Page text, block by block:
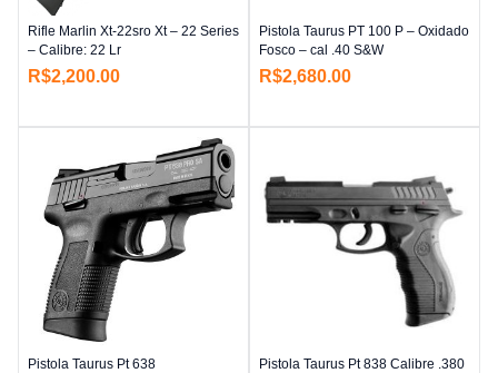
Rifle Marlin Xt-22sro Xt – 22 Series
– Calibre: 22 Lr
R$2,200.00
Pistola Taurus PT 100 P – Oxidado
Fosco – cal .40 S&W
R$2,680.00
Pistola Taurus Pt 638
Pistola Taurus Pt 838 Calibre .380